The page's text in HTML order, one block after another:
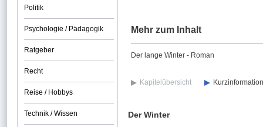
Mehr zum Inhalt
Der lange Winter - Roman
Kapitelübersicht Kurzinformation
Der Winter
Politik
Psychologie / Pädagogik
Ratgeber
Recht
Reise / Hobbys
Technik / Wissen